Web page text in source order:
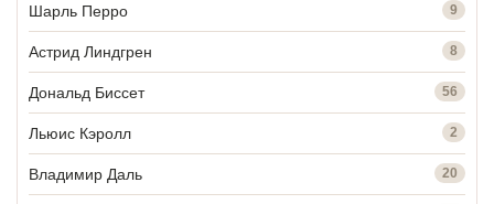
Шарль Перро 9
Астрид Линдгрен 8
Дональд Биссет 56
Льюис Кэролл 2
Владимир Даль 20